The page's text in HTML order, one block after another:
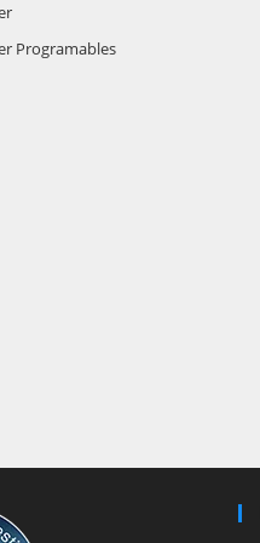
Programables